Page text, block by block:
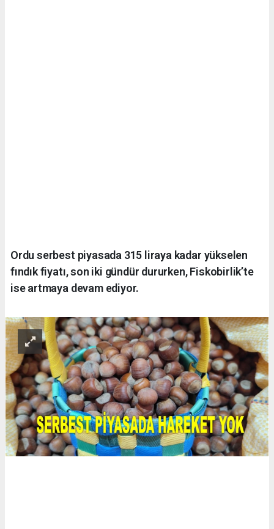
Ordu serbest piyasada 315 liraya kadar yükselen
fındık fiyatı, son iki gündür dururken, Fiskobirlik’te
ise artmaya devam ediyor.